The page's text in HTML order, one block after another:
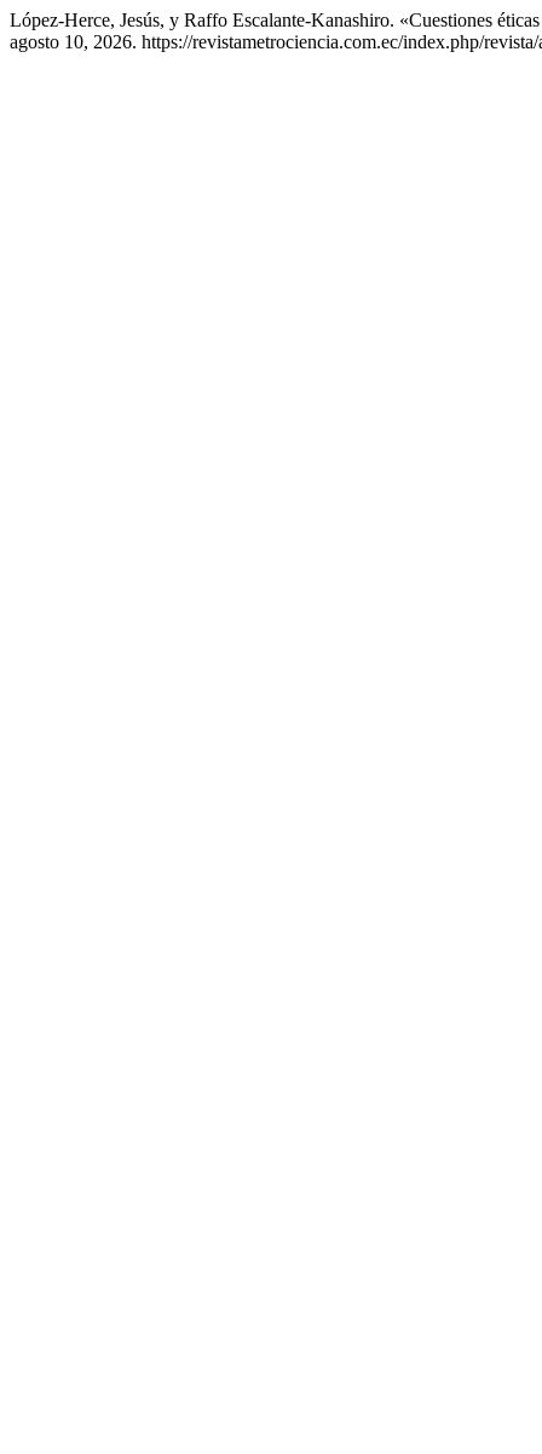
López-Herce, Jesús, y Raffo Escalante-Kanashiro. «Cuestiones
agosto 10, 2026. https://revistametrociencia.com.ec/index.php/